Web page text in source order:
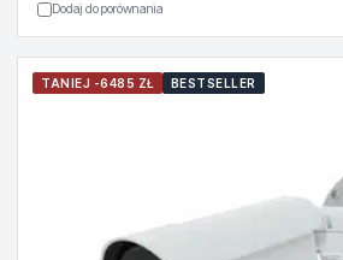
Dodaj do porównania
TANIEJ -6485 ZŁ BESTSELLER